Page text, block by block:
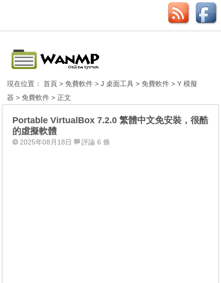
現在位置：首頁 >免費軟件 >J 桌面工具 >免費軟件 >Y 模擬
器 >免費軟件 > 正文
Portable VirtualBox 7.2.0 繁體中文免安裝，很酷
的虛擬軟體
2025年08月18日 評論 6 條